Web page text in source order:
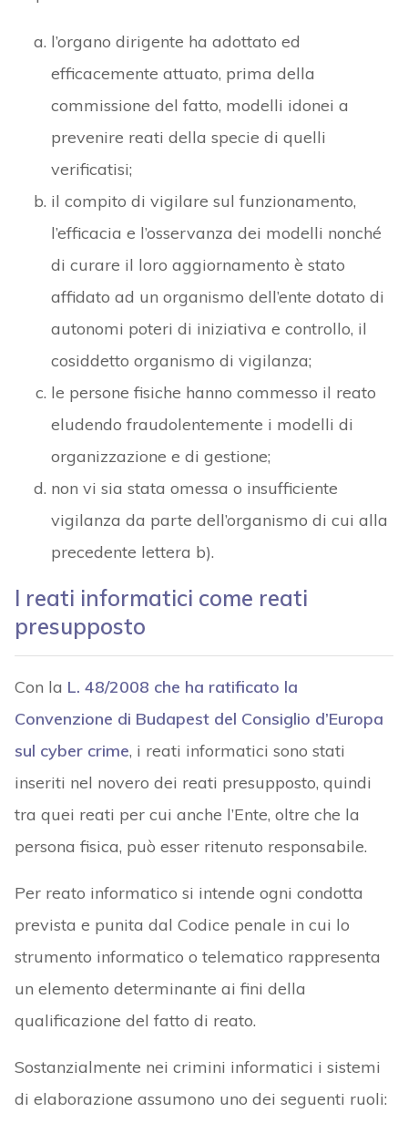
l’organo dirigente ha adottato ed
efficacemente attuato, prima della
commissione del fatto, modelli idonei a
prevenire reati della specie di quelli
verificatisi;
il compito di vigilare sul funzionamento,
l’efficacia e l’osservanza dei modelli nonché
di curare il loro aggiornamento è stato
affidato ad un organismo dell’ente dotato di
autonomi poteri di iniziativa e controllo, il
cosiddetto organismo di vigilanza;
le persone fisiche hanno commesso il reato
eludendo fraudolentemente i modelli di
organizzazione e di gestione;
non vi sia stata omessa o insufficiente
vigilanza da parte dell’organismo di cui alla
precedente lettera b).
I reati informatici come reati
presupposto
Con la L. 48/2008 che ha ratificato la
Convenzione di Budapest del Consiglio d’Europa
sul cyber crime, i reati informatici sono stati
inseriti nel novero dei reati presupposto, quindi
tra quei reati per cui anche l’Ente, oltre che la
persona fisica, può esser ritenuto responsabile.
Per reato informatico si intende ogni condotta
prevista e punita dal Codice penale in cui lo
strumento informatico o telematico rappresenta
un elemento determinante ai fini della
qualificazione del fatto di reato.
Sostanzialmente nei crimini informatici i sistemi
di elaborazione assumono uno dei seguenti ruoli: